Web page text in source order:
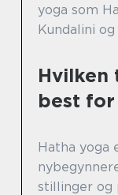
yoga som
Kundalini
Hvilken
best for
Hatha yoga
stillinger og